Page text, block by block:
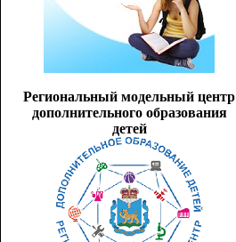
Региональный модельный центр
дополнительного образования
детей